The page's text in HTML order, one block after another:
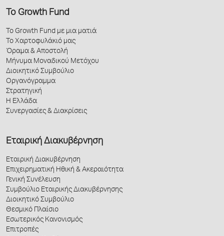
Το Growth Fund
Το Growth Fund με μια ματιά
Το Χαρτοφυλάκιό μας
Όραμα & Αποστολή
Μήνυμα Μοναδικού Μετόχου
Διοικητικό Συμβούλιο
Οργανόγραμμα
Στρατηγική
Η Ελλάδα
Συνεργασίες & Διακρίσεις
Εταιρική Διακυβέρνηση
Εταιρική Διακυβέρνηση
Επιχειρηματική Ηθική & Ακεραιότητα
Γενική Συνέλευση
Συμβούλιο Εταιρικής Διακυβέρνησης
Διοικητικό Συμβούλιο
Θεσμικό Πλαίσιο
Εσωτερικός Κανονισμός
Επιτροπές